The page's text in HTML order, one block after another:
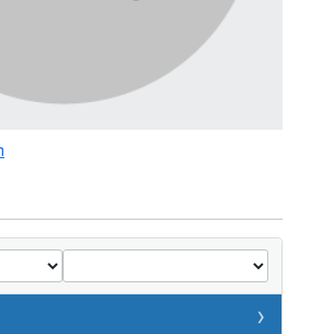
বর্ষার পানিতে টইটুম্বুর চলনবিলাঞ্চলে
বাড়ছে ডিঙি নৌকার চাহিদা
তথ্যবিভ্রাট সংবাদের প্রতিবাদে
›